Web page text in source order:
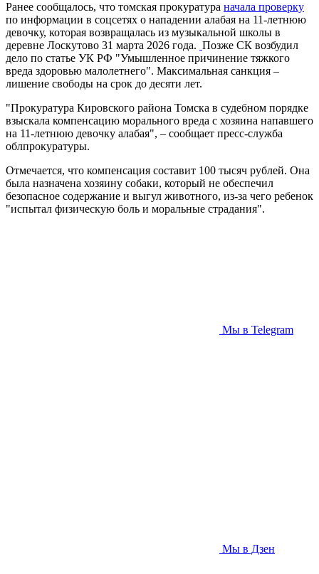
Ранее сообщалось, что томская прокуратура начала проверку
по информации в соцсетях о нападении алабая на 11-летнюю
девочку, которая возвращалась из музыкальной школы в
деревне Лоскутово 31 марта 2026 года. Позже СК возбудил
дело по статье УК РФ "Умышленное причинение тяжкого
вреда здоровью малолетнего". Максимальная санкция –
лишение свободы на срок до десяти лет.
"Прокуратура Кировского района Томска в судебном порядке
взыскала компенсацию морального вреда с хозяина напавшего
на 11-летнюю девочку алабая", – сообщает пресс-служба
облпрокуратуры.
Отмечается, что компенсация составит 100 тысяч рублей. Она
была назначена хозяину собаки, который не обеспечил
безопасное содержание и выгул животного, из-за чего ребенок
"испытал физическую боль и моральные страдания".
Мы в Telegram
Мы в Дзен